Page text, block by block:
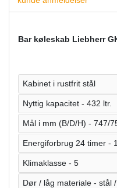
Bar køleskab Liebherr
Kabinet i rustfrit stål
Nyttig kapacitet - 432 ltr.
Mål i mm (B/D/H) - 747/
Energiforbrug 24 timer -
Klimaklasse - 5
Dør / låg materiale - stål